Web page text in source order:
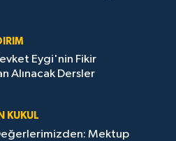
Eygi'nin Fikir
Alınacak Dersler
KUKUL
Mektup